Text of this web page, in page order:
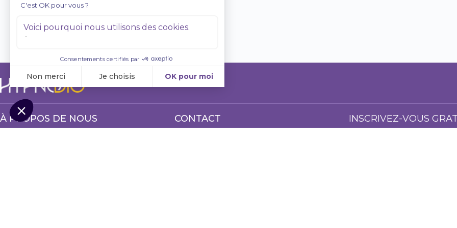
À PROPOS DE NOUS CONTACT INSCRIVEZ-VOUS